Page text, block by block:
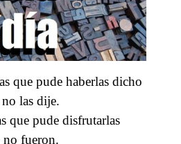
que pude haberlas dicho
las dije.
que pude disfrutarlas
no fueron.